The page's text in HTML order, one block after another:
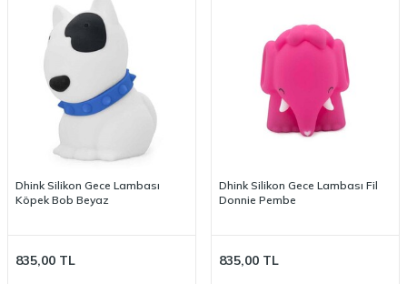
Dhink Silikon Gece Lambası
Köpek Bob Beyaz
835,00 TL
Dhink Silikon Gece Lambası Fil
Donnie Pembe
835,00 TL